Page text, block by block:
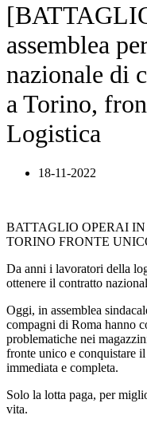
assemblea
nazionale di
a Torino,
Logistica
18-11-2022
BATTAGLIO OPERAI
TORINO FRONTE
Da anni i lavoratori della
ottenere il contratto
Oggi, in assemblea
compagni di Roma hanno
problematiche nei
fronte unico e conquistare
immediata e completa.
Solo la lotta paga, per
vita.